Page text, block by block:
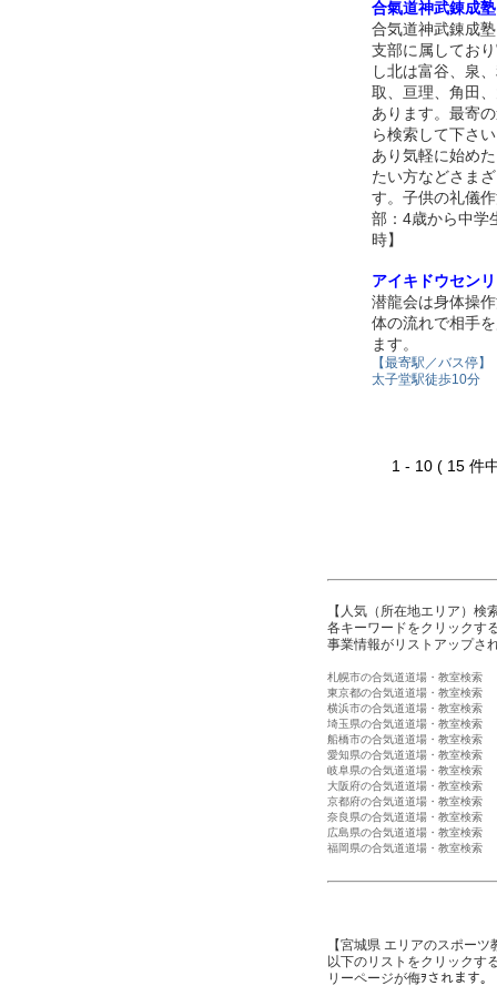
合氣道神武錬成塾
合気道神武錬成
支部に属してお
し北は富谷、泉
取、亘理、角田
あります。最寄
ら検索して下さ
あり気軽に始め
たい方などさま
す。子供の礼儀
部：4歳から中学
時】
アイキドウセン
潜龍会は身体操
体の流れで相手
ます。
【最寄駅／バス停】
太子堂駅徒歩10分
1 - 10 ( 15 件
【人気（所在地エリア）検
各キーワードをクリックす
事業情報がリストアップさ
札幌市の合気道道場・教室検索
東京都の合気道道場・教室検索
横浜市の合気道道場・教室検索
埼玉県の合気道道場・教室検索
船橋市の合気道道場・教室検索
愛知県の合気道道場・教室検索
岐阜県の合気道道場・教室検索
大阪府の合気道道場・教室検索
京都府の合気道道場・教室検索
奈良県の合気道道場・教室検索
広島県の合気道道場・教室検索
福岡県の合気道道場・教室検索
【宮城県 エリアのスポー
以下のリストをクリックす
リーページが侮ｦされます。